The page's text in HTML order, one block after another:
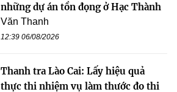
những dự án tồn đọng ở Hạc Thành
Văn Thanh
12:39 06/08/2026
Thanh tra Lào Cai: Lấy hiệu quả
thực thi nhiệm vụ làm thước đo thi